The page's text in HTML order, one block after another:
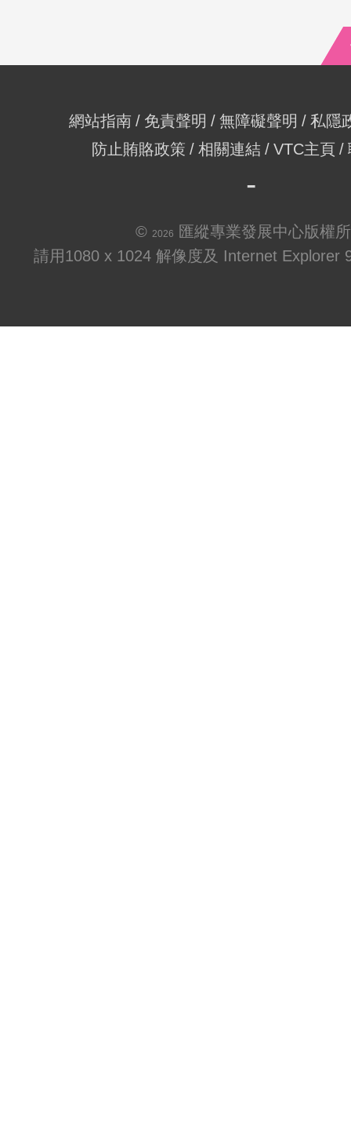
網站指南 免責聲明 無障礙聲明
私隱
防止賄賂政策
相關連結 VTC主頁
© 2026
匯縱專業發展中心版權
請用1080 x 1024 解像度及 Internet Explorer